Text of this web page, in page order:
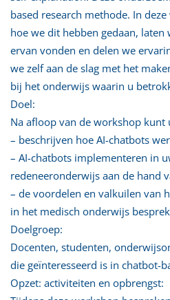
based research methode. In
hoe we dit hebben gedaan, laten
ervan vonden en delen we
we zelf aan de slag met het
bij het onderwijs waarin u
Doel:
Na afloop van de workshop kunt
– beschrijven hoe AI-chatbots
– AI-chatbots implementeren in
redeneeronderwijs aan de hand
– de voordelen en valkuilen van
in het medisch onderwijs
Doelgroep:
Docenten, studenten,
die geïnteresseerd is in chatbot-
Opzet: activiteiten en opbrengst: